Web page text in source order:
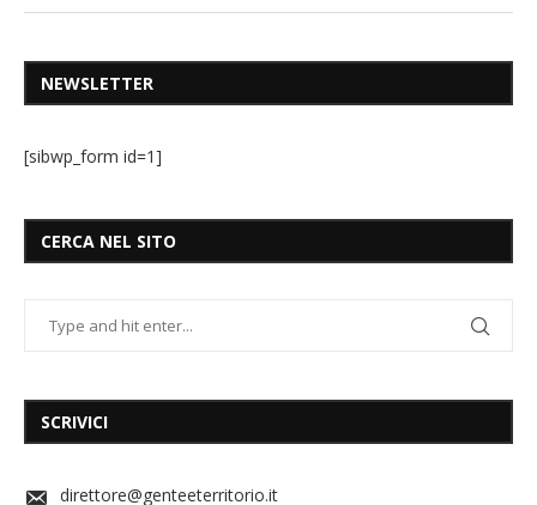
NEWSLETTER
[sibwp_form id=1]
CERCA NEL SITO
SCRIVICI
direttore@genteeterritorio.it